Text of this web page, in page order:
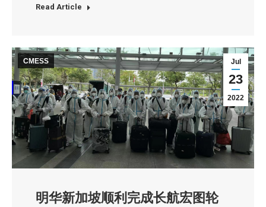
Read Article
Jul
23
2022
CMESS
明华新加坡顺利完成长航宏图轮